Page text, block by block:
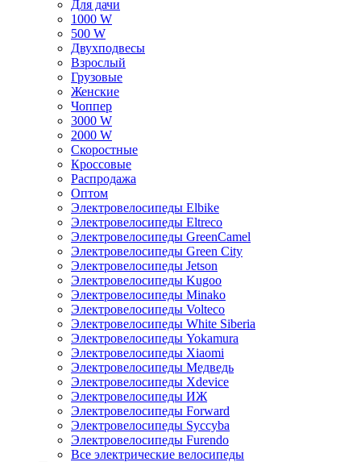
Для дачи
1000 W
500 W
Двухподвесы
Взрослый
Грузовые
Женские
Чоппер
3000 W
2000 W
Скоростные
Кроссовые
Распродажа
Оптом
Электровелосипеды Elbike
Электровелосипеды Eltreco
Электровелосипеды GreenCamel
Электровелосипеды Green City
Электровелосипеды Jetson
Электровелосипеды Kugoo
Электровелосипеды Minako
Электровелосипеды Volteco
Электровелосипеды White Siberia
Электровелосипеды Yokamura
Электровелосипеды Xiaomi
Электровелосипеды Медведь
Электровелосипеды Xdevice
Электровелосипеды ИЖ
Электровелосипеды Forward
Электровелосипеды Syccyba
Электровелосипеды Furendo
Все электрические велосипеды